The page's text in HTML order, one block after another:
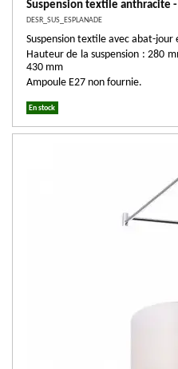
Suspension textile anthracite -
DESR_SUS_ESPLANADE
Suspension textile avec abat-
Hauteur de la suspension : 280
430 mm
Ampoule E27 non fournie.
En stock